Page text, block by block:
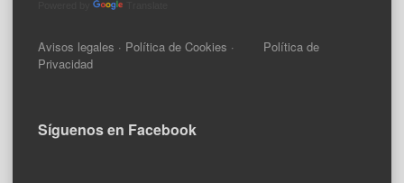
Avisos legales · Política de Cookies · Política de
Privacidad
Síguenos en Facebook